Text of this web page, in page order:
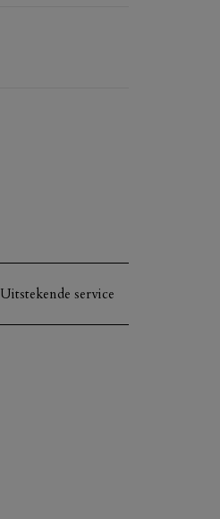
Uitstekende service